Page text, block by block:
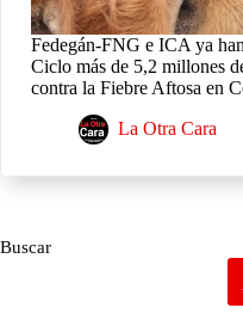
Fedegán-FNG e ICA ya
Ciclo más de 5,2 millones
contra la Fiebre Aftosa en
La Otra Cara
Buscar